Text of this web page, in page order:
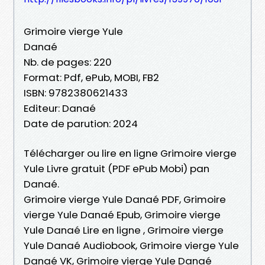
Grimoire vierge Yule
Danaé
Nb. de pages: 220
Format: Pdf, ePub, MOBI, FB2
ISBN: 9782380621433
Editeur: Danaé
Date de parution: 2024
Télécharger ou lire en ligne Grimoire vierge
Yule Livre gratuit (PDF ePub Mobi) pan
Danaé.
Grimoire vierge Yule Danaé PDF, Grimoire
vierge Yule Danaé Epub, Grimoire vierge
Yule Danaé Lire en ligne , Grimoire vierge
Yule Danaé Audiobook, Grimoire vierge Yule
Danaé VK, Grimoire vierge Yule Danaé